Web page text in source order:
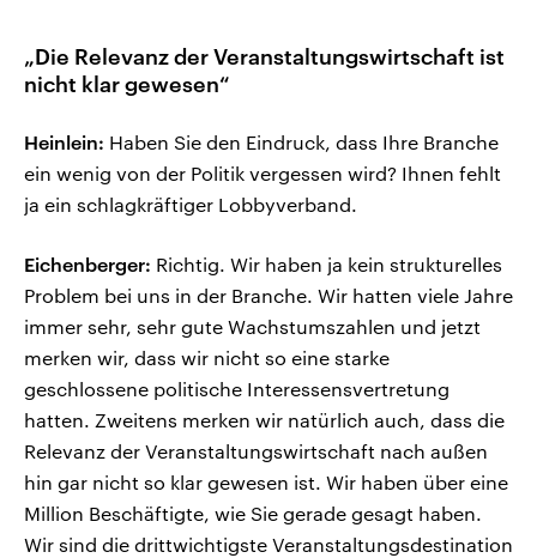
„Die Relevanz der Veranstaltungswirtschaft ist
nicht klar gewesen“
Heinlein: Haben Sie den Eindruck, dass Ihre Branche
ein wenig von der Politik vergessen wird? Ihnen fehlt
ja ein schlagkräftiger Lobbyverband.
Eichenberger: Richtig. Wir haben ja kein strukturelles
Problem bei uns in der Branche. Wir hatten viele Jahre
immer sehr, sehr gute Wachstumszahlen und jetzt
merken wir, dass wir nicht so eine starke
geschlossene politische Interessensvertretung
hatten. Zweitens merken wir natürlich auch, dass die
Relevanz der Veranstaltungswirtschaft nach außen
hin gar nicht so klar gewesen ist. Wir haben über eine
Million Beschäftigte, wie Sie gerade gesagt haben.
Wir sind die drittwichtigste Veranstaltungsdestination